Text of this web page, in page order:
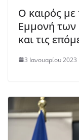
Ο καιρός
Εμμονή
και τις
3 Ιανουαρίου 2023